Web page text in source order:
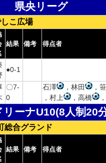
県央リーグ
こ広場
結果 備考 得点者
●0-1
〇7-
0
石澤 ，林田 ，
，村上
，高橋
リーナU10(8人制20
合グランド
結果 備考 得点者